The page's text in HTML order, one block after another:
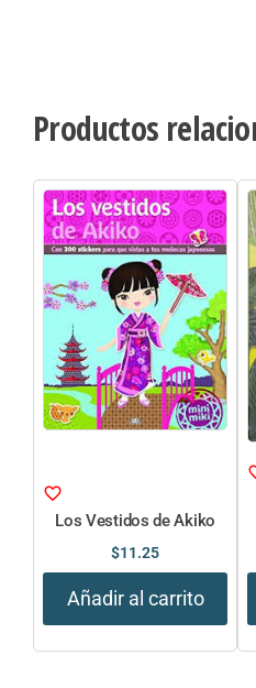
Productos
Los Vestidos de Akiko
$11.25
Añadir al carrito